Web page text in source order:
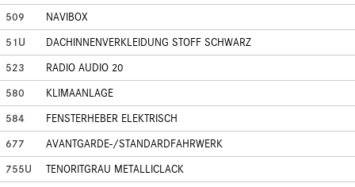
509
NAVIBOX
51U
DACHINNENVERKLEIDUNG STOFF SCHWARZ
523
RADIO AUDIO 20
580
KLIMAANLAGE
584
FENSTERHEBER ELEKTRISCH
677
AVANTGARDE-/STANDARDFAHRWERK
755U
TENORITGRAU METALLICLACK